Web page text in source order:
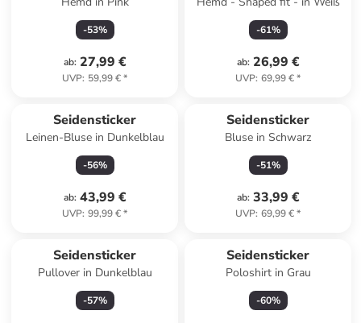
-53%
ab: 27,99 €
UVP: 59,99 €*
-61%
ab: 26,99 €
UVP: 69,99 €*
Seidensticker
Leinen-Bluse in Dunkelblau
-56%
ab: 43,99 €
UVP: 99,99 €*
Seidensticker
Bluse in Schwarz
-51%
ab: 33,99 €
UVP: 69,99 €*
Seidensticker
Pullover in Dunkelblau
-57%
Seidensticker
Poloshirt in Grau
-60%